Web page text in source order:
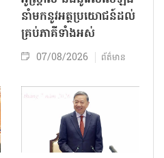
នាំមកនូវអត្ថប្រយោជន៍ដល់
គ្រប់ភាគីទាំងអស់
07/08/2026 ព័ត៌មាន